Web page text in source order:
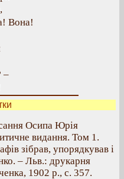
Вона!
–
Осипа Юрія
видання. Том 1.
зібрав, упорядкував і
– Льв.: друкарня
1902 р., с. 357.